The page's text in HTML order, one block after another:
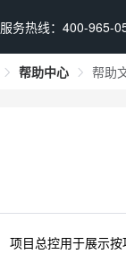
服务热线：400-965-
帮助中心 帮助
项目总控用于展示按